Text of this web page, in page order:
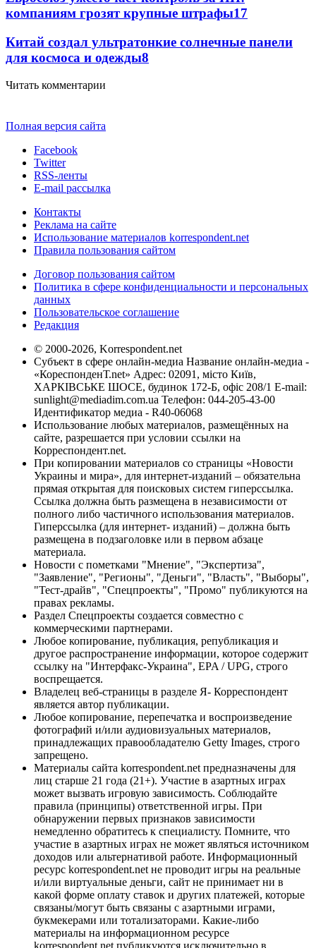
компаниям грозят крупные штрафы17
Китай создал ультратонкие солнечные панели
для космоса и одежды8
Читать комментарии
Полная версия сайта
Facebook
Twitter
RSS-ленты
E-mail рассылка
Контакты
Реклама на сайте
Использование материалов korrespondent.net
Правила пользования сайтом
Договор пользования сайтом
Политика в сфере конфиденциальности и персональных
данных
Пользовательское соглашение
Редакция
© 2000-2026, Korrespondent.net
Субъект в сфере онлайн-медиа Название онлайн-медиа -
«КореспонденТ.net» Адрес: 02091, місто Київ,
ХАРКІВСЬКЕ ШОСЕ, будинок 172-Б, офіс 208/1 E-mail:
sunlight@mediadim.com.ua Телефон: 044-205-43-00
Идентификатор медиа - R40-06068
Использование любых материалов, размещённых на
сайте, разрешается при условии ссылки на
Корреспондент.net.
При копировании материалов со страницы «Новости
Украины и мира», для интернет-изданий – обязательна
прямая открытая для поисковых систем гиперссылка.
Ссылка должна быть размещена в независимости от
полного либо частичного использования материалов.
Гиперссылка (для интернет- изданий) – должна быть
размещена в подзаголовке или в первом абзаце
материала.
Новости с пометками "Мнение", "Экспертиза",
"Заявление", "Регионы", "Деньги", "Власть", "Выборы",
"Тест-драйв", "Спецпроекты", "Промо" публикуются на
правах рекламы.
Раздел Спецпроекты создается совместно с
коммерческими партнерами.
Любое копирование, публикация, републикация и
другое распространение информации, которое содержит
ссылку на "Интерфакс-Украина", EPA / UPG, строго
воспрещается.
Владелец веб-страницы в разделе Я- Корреспондент
является автор публикации.
Любое копирование, перепечатка и воспроизведение
фотографий и/или аудиовизуальных материалов,
принадлежащих правообладателю Getty Images, строго
запрещено.
Материалы сайта korrespondent.net предназначены для
лиц старше 21 года (21+). Участие в азартных играх
может вызвать игровую зависимость. Соблюдайте
правила (принципы) ответственной игры. При
обнаружении первых признаков зависимости
немедленно обратитесь к специалисту. Помните, что
участие в азартных играх не может являться источником
доходов или альтернативой работе. Информационный
ресурс korrespondent.net не проводит игры на реальные
и/или виртуальные деньги, сайт не принимает ни в
какой форме оплату ставок и других платежей, которые
связаны/могут быть связаны с азартными играми,
букмекерами или тотализаторами. Какие-либо
материалы на информационном ресурсе
korrespondent.net публикуются исключительно в